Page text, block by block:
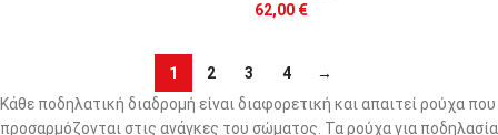
62,00 €
1 2 3 4
→
Κάθε ποδηλατική διαδρομή είναι διαφορετική και απαιτεί ρούχα που
προσαρμόζονται στις ανάγκες του σώματος. Τα ρούχα για ποδηλασία